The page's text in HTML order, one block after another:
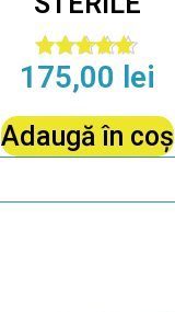
Evaluat la
4.79
175,00 lei
Adaugă în coș